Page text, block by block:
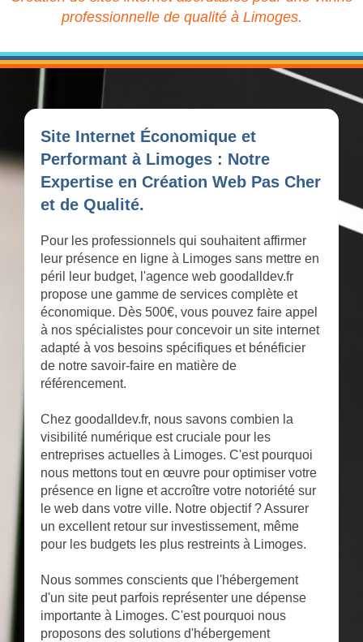
professionnelle de qualité à Limoges.
Site Internet Économique et
Performant à Limoges : Notre
Expertise en Création Web Pas Cher
et de Qualité.
Pour les professionnels qui souhaitent affirmer
leur présence en ligne à Limoges sans mettre en
péril leur budget, l'agence web goodalldev.fr
propose une gamme de services complète et
économique. Dès 500€, vous pouvez faire appel
à nos spécialistes pour concevoir un site internet
adapté à vos besoins spécifiques et bénéficier
de notre savoir-faire en matière de
référencement.
Chez goodalldev.fr, nous savons combien la
visibilité numérique est cruciale pour les
entreprises actuelles à Limoges. C'est pourquoi
nous mettons tout en œuvre pour optimiser votre
présence en ligne et accroître votre notoriété sur
le web dans votre ville. Notre objectif ? Assurer
un excellent retour sur investissement, même
pour les budgets les plus restreints à Limoges.
Nous sommes conscients que l'hébergement
d'un site peut parfois représenter une dépense
importante à Limoges. C'est pourquoi nous
proposons des solutions d'hébergement